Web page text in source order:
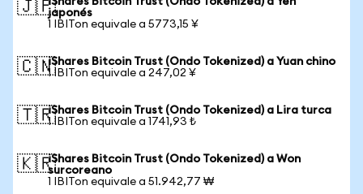
🇯🇵japonés
1 IBITon equivale a 5773,15 ¥
🇨🇳iShares Bitcoin Trust (Ondo Tokenized) a Yuan chino
1 IBITon equivale a 247,02 ¥
🇹🇷iShares Bitcoin Trust (Ondo Tokenized) a Lira turca
1 IBITon equivale a 1741,93 ₺
🇰🇷iShares Bitcoin Trust (Ondo Tokenized) a Won
surcoreano
1 IBITon equivale a 51.942,77 ₩